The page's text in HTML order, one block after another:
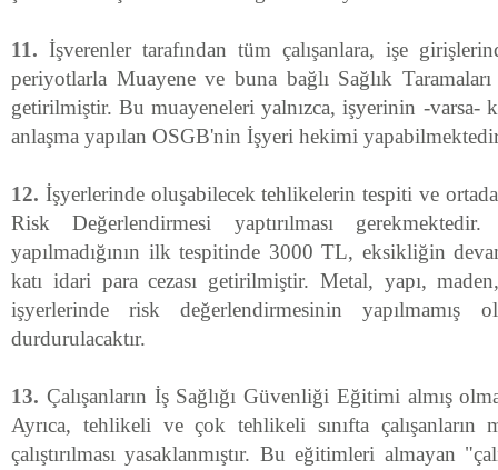
11. İşverenler tarafından tüm çalışanlara, işe
periyotlarla Muayene ve buna bağlı Sağlık
getirilmiştir. Bu muayeneleri yalnızca, işyerinin -varsa-
anlaşma yapılan OSGB'nin İşyeri hekimi
12. İşyerlerinde oluşabilecek tehlikelerin tespiti ve
Risk Değerlendirmesi yaptırılması
yapılmadığının ilk tespitinde 3000 TL, eksikliğin
katı idari para cezası getirilmiştir. Metal, yapı,
işyerlerinde risk değerlendirmesinin yapılmamış
durdurulacaktır.
13. Çalışanların İş Sağlığı Güvenliği Eğitimi almış
Ayrıca, tehlikeli ve çok tehlikeli sınıfta çalışanların
çalıştırılması yasaklanmıştır. Bu eğitimleri almayan